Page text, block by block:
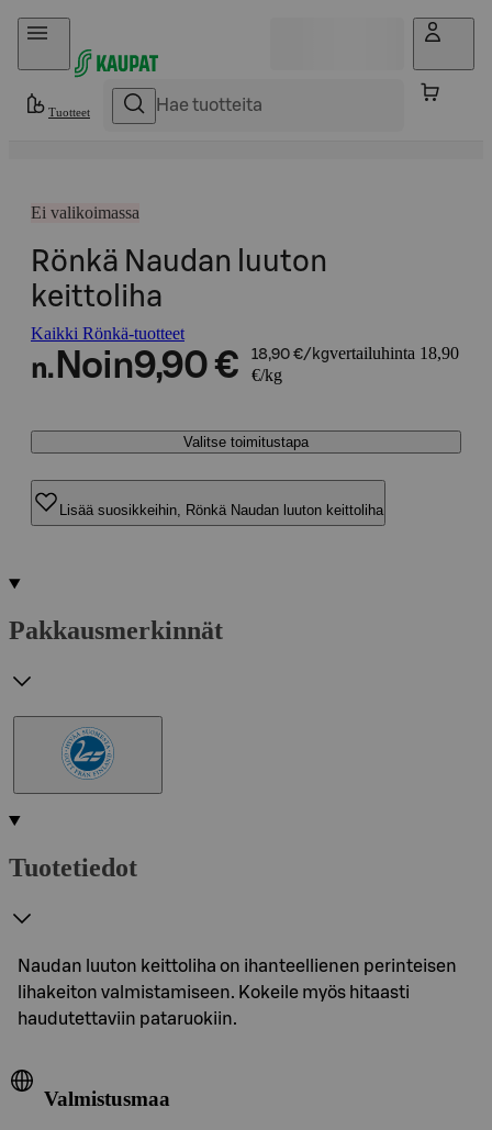
Hyppää sisältöön
Tuotteet
Ei valikoimassa
Rönkä Naudan luuton
keittoliha
Kaikki Rönkä-tuotteet
n. Noin9,90 € 18,90 €/kgvertailuhinta 18,90
€/kg
Valitse toimitustapa
Lisää suosikkeihin, Rönkä Naudan luuton keittoliha
Pakkausmerkinnät
Tuotetiedot
Naudan luuton keittoliha on ihanteellienen perinteisen
lihakeiton valmistamiseen. Kokeile myös hitaasti
haudutettaviin pataruokiin.
Valmistusmaa